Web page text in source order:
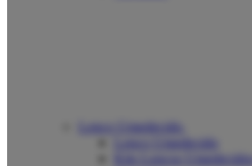
Lenço Umedecido
Lenço Umedecido
Kits Lenços Umedecidos